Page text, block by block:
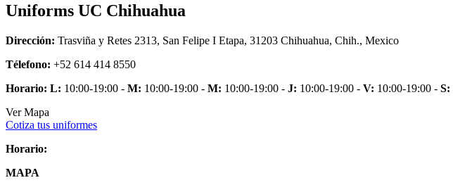
Uniforms UC Chihuahua
Dirección: Trasviña y Retes 2313, San Felipe I Etapa, 31203 Chihuahua, Chih., Mexico
Télefono: +52 614 414 8550
Horario: L: 10:00-19:00 - M: 10:00-19:00 - M: 10:00-19:00 - J: 10:00-19:00 - V: 10:00-19:00 - S:
Ver Mapa
Cotiza tus uniformes
Horario:
MAPA